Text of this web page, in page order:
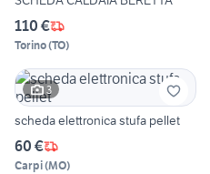
110 €
Torino(TO)
3
scheda elettronica stufa pellet
60 €
Carpi(MO)